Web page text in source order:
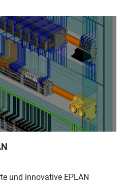
und innovative EPLAN